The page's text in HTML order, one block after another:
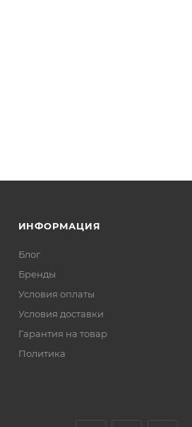
ИНФОРМАЦИЯ
Блог
Бренды
Условия оплаты
Условия доставки
Гарантия на товар
Политика